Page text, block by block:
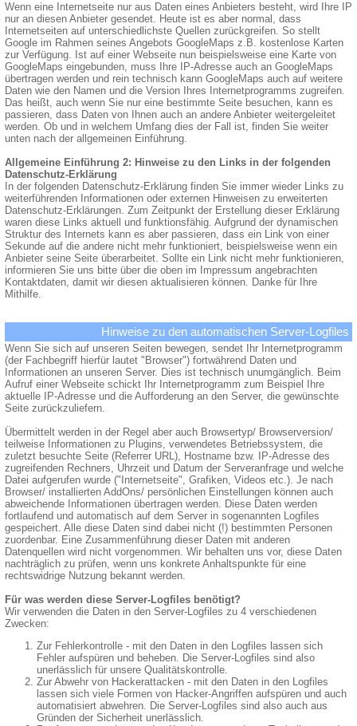
Wenn eine Internetseite nur aus Daten eines Anbieters besteht, wird Ihre IP
nur an diesen Anbieter gesendet. Heute ist es aber normal, dass
Internetseiten auf unterschiedlichste Quellen zurückgreifen. So stellt
Google im Rahmen seines Angebots GoogleMaps z.B. kostenlose Karten
zur Verfügung. Ist auf einer Webseite nun beispielsweise eine Karte von
GoogleMaps eingebunden, muss Ihre IP-Adresse auch an GoogleMaps
übertragen werden und rein technisch kann GoogleMaps auch auf weitere
Daten wie den Namen und die Version Ihres Internetprogramms zugreifen.
Das heißt, auch wenn Sie nur eine bestimmte Seite besuchen, kann es
passieren, dass Daten von Ihnen auch an andere Anbieter weitergeleitet
werden. Ob und in welchem Umfang dies der Fall ist, finden Sie weiter
unten nach der allgemeinen Einführung.
Allgemeine Einführung 2: Hinweise zu den Links in der folgenden
Datenschutz-Erklärung
In der folgenden Datenschutz-Erklärung finden Sie immer wieder Links zu
weiterführenden Informationen oder externen Hinweisen zu erweiterten
Datenschutz-Erklärungen. Zum Zeitpunkt der Erstellung dieser Erklärung
waren diese Links aktuell und funktionsfähig. Aufgrund der dynamischen
Struktur des Internets kann es aber passieren, dass ein Link von einer
Sekunde auf die andere nicht mehr funktioniert, beispielsweise wenn ein
Anbieter seine Seite überarbeitet. Sollte ein Link nicht mehr funktionieren,
informieren Sie uns bitte über die oben im Impressum angebrachten
Kontaktdaten, damit wir diesen aktualisieren können. Danke für Ihre
Mithilfe.
Hinweise zu den automatischen Server-Logfiles
Wenn Sie sich auf unseren Seiten bewegen, sendet Ihr Internetprogramm
(der Fachbegriff hierfür lautet "Browser") fortwährend Daten und
Informationen an unseren Server. Dies ist technisch unumgänglich. Beim
Aufruf einer Webseite schickt Ihr Internetprogramm zum Beispiel Ihre
aktuelle IP-Adresse und die Aufforderung an den Server, die gewünschte
Seite zurückzuliefern.
Übermittelt werden in der Regel aber auch Browsertyp/ Browserversion/
teilweise Informationen zu Plugins, verwendetes Betriebssystem, die
zuletzt besuchte Seite (Referrer URL), Hostname bzw. IP-Adresse des
zugreifenden Rechners, Uhrzeit und Datum der Serveranfrage und welche
Datei aufgerufen wurde ("Internetseite", Grafiken, Videos etc.). Je nach
Browser/ installierten AddOns/ persönlichen Einstellungen können auch
abweichende Informationen übertragen werden. Diese Daten werden
fortlaufend und automatisch auf dem Server in sogenannten Logfiles
gespeichert. Alle diese Daten sind dabei nicht (!) bestimmten Personen
zuordenbar. Eine Zusammenführung dieser Daten mit anderen
Datenquellen wird nicht vorgenommen. Wir behalten uns vor, diese Daten
nachträglich zu prüfen, wenn uns konkrete Anhaltspunkte für eine
rechtswidrige Nutzung bekannt werden.
Für was werden diese Server-Logfiles benötigt?
Wir verwenden die Daten in den Server-Logfiles zu 4 verschiedenen
Zwecken:
Zur Fehlerkontrolle - mit den Daten in den Logfiles lassen sich
Fehler aufspüren und beheben. Die Server-Logfiles sind also
unerlässlich für unsere Qualitätskontrolle.
Zur Abwehr von Hackerattacken - mit den Daten in den Logfiles
lassen sich viele Formen von Hacker-Angriffen aufspüren und auch
automatisiert abwehren. Die Server-Logfiles sind also auch aus
Gründen der Sicherheit unerlässlich.